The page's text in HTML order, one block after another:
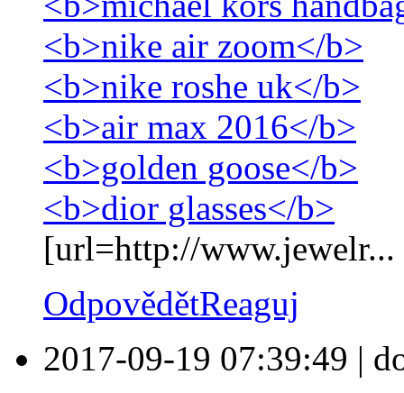
<b>nike air zoom</b>
<b>nike roshe uk</b>
<b>air max 2016</b>
<b>golden goose</b>
<b>dior glasses</b>
[url=http://www.jewelr...
OdpovědětReaguj
2017-09-19 07:39:49 |